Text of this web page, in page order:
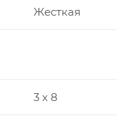
Жесткая
3 x 8